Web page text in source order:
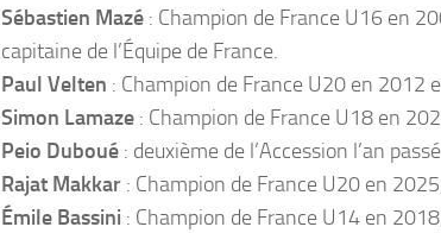
Sébastien Mazé : Champion de France U16 en
capitaine de l’Équipe de France.
Paul Velten : Champion de France U20 en 2012
Simon Lamaze : Champion de France U18 en
Peio Duboué : deuxième de l’Accession l’an
Rajat Makkar : Champion de France U20 en
Émile Bassini : Champion de France U14 en